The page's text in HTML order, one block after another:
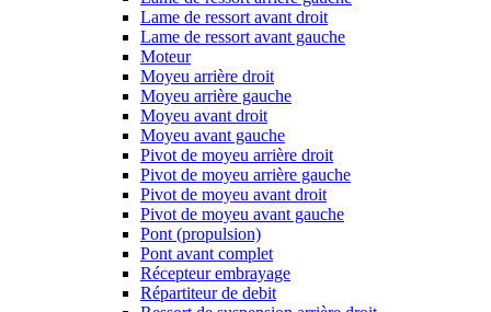
Lame de ressort avant droit
Lame de ressort avant gauche
Moteur
Moyeu arrière droit
Moyeu arrière gauche
Moyeu avant droit
Moyeu avant gauche
Pivot de moyeu arrière droit
Pivot de moyeu arrière gauche
Pivot de moyeu avant droit
Pivot de moyeu avant gauche
Pont (propulsion)
Pont avant complet
Récepteur embrayage
Répartiteur de debit